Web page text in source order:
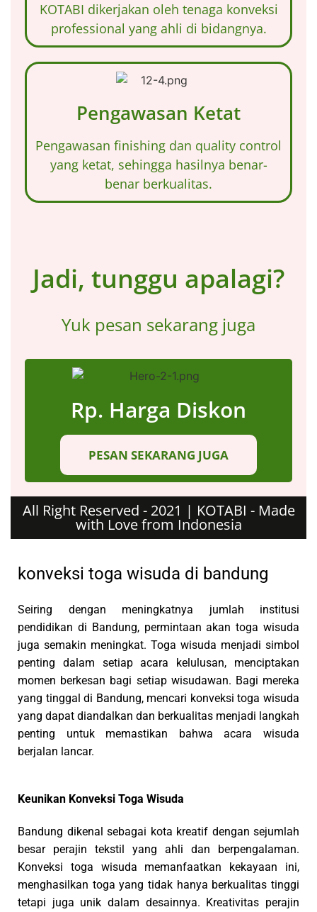
KOTABI dikerjakan oleh tenaga konveksi
professional yang ahli di bidangnya.
Pengawasan Ketat
Pengawasan finishing dan quality control
yang ketat, sehingga hasilnya benar-
benar berkualitas.
Jadi, tunggu apalagi?
Yuk pesan sekarang juga
Rp. Harga Diskon
PESAN SEKARANG JUGA
All Right Reserved - 2021 | KOTABI - Made
with Love from Indonesia
konveksi toga wisuda di bandung
Seiring dengan meningkatnya jumlah institusi
pendidikan di Bandung, permintaan akan toga wisuda
juga semakin meningkat. Toga wisuda menjadi simbol
penting dalam setiap acara kelulusan, menciptakan
momen berkesan bagi setiap wisudawan. Bagi mereka
yang tinggal di Bandung, mencari konveksi toga wisuda
yang dapat diandalkan dan berkualitas menjadi langkah
penting untuk memastikan bahwa acara wisuda
berjalan lancar.
Keunikan Konveksi Toga Wisuda
Bandung dikenal sebagai kota kreatif dengan sejumlah
besar perajin tekstil yang ahli dan berpengalaman.
Konveksi toga wisuda memanfaatkan kekayaan ini,
menghasilkan toga yang tidak hanya berkualitas tinggi
tetapi juga unik dalam desainnya. Kreativitas perajin